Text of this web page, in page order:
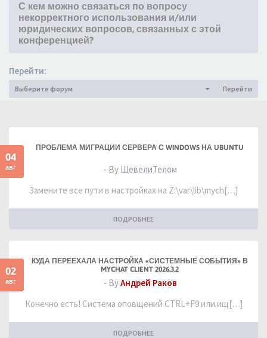
С кем можно связаться по вопросу
некорректного использования и/или
юридических вопросов, связанных с этой
конференцией?
Перейти:
Выберите форум Перейти
04
авг
ПРОБЛЕМА МИГРАЦИИ СЕРВЕРА С WINDOWS НА UBUNTU
- By ШевелиТелом
Замените все пути в настройках на Z:\var\lib\mych[…]
ПОДРОБНЕЕ
02
авг
КУДА ПЕРЕЕХАЛА НАСТРОЙКА «СИСТЕМНЫЕ СОБЫТИЯ» В
MYCHAT CLIENT 2026.3.2
- ByАндрей Раков
Конечно есть! Система оповщений CTRL+F9 или ищ[…]
ПОДРОБНЕЕ